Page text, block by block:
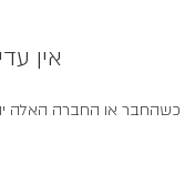
אין
כשהחבר או החברה האלה